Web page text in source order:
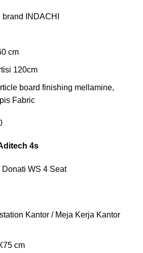
INDACHI
cm
120cm
board finishing mellamine,
Fabric
4s
Kantor / Meja Kerja Kantor
cm